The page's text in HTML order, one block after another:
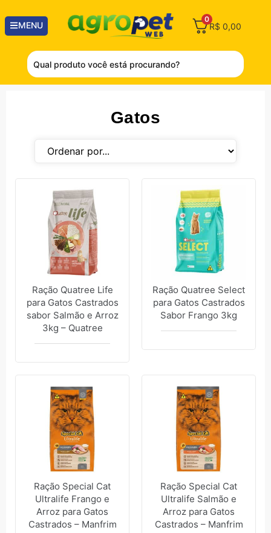
MENU
0
R$ 0,00
Gatos
Ração Quatree Life
para Gatos Castrados
sabor Salmão e Arroz
3kg – Quatree
Ração Quatree Select
para Gatos Castrados
Sabor Frango 3kg
Ração Special Cat
Ultralife Frango e
Arroz para Gatos
Castrados – Manfrim
Ração Special Cat
Ultralife Salmão e
Arroz para Gatos
Castrados – Manfrim